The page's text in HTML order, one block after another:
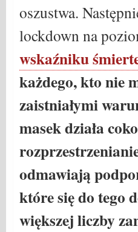
oszustwa.
lockdown na
wskaźniku
każdego, kto nie
zaistniałymi
masek działa
odmawiają
które się do tego
większej liczby